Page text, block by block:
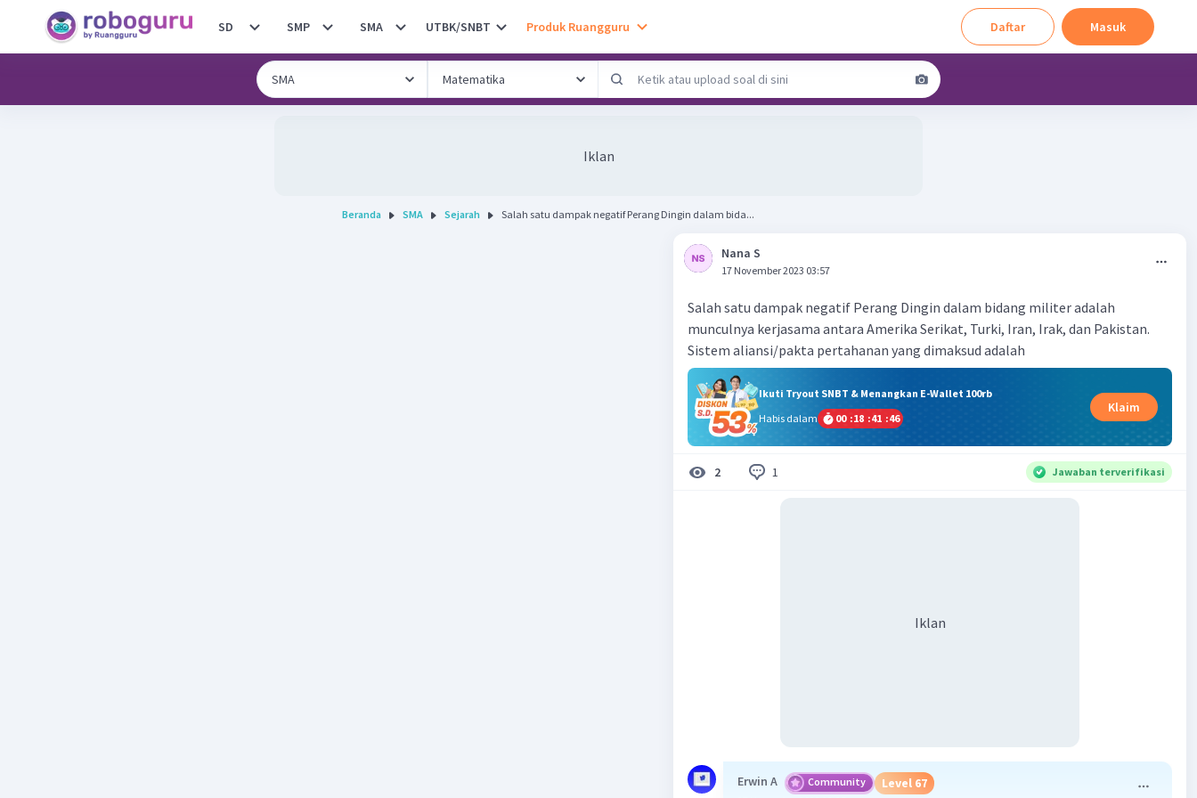
SD SMP SMA UTBK/SNBT Produk Ruangguru Daftar Masuk
Iklan
Beranda SMA Sejarah Salah satu dampak negatif Perang Dingin dalam bida...
Nana S
17 November 2023 03:57
Salah satu dampak negatif Perang Dingin dalam bidang militer adalah
munculnya kerjasama antara Amerika Serikat, Turki, Iran, Irak, dan Pakistan.
Sistem aliansi/pakta pertahanan yang dimaksud adalah
Ikuti Tryout SNBT & Menangkan E-Wallet 100rb
Habis dalam
00 :18 :41 :46
Klaim
2 1 Jawaban terverifikasi
Iklan
Erwin A Community Level 67